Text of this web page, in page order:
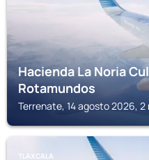
Hacienda La Noria
Rotamundos
Terrenate, 14 agosto 2026, 2
TLAXCALA